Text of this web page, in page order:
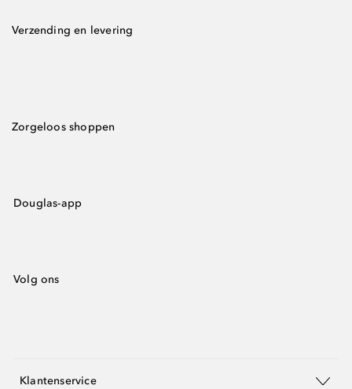
Verzending en levering
Zorgeloos shoppen
Douglas-app
Volg ons
Klantenservice